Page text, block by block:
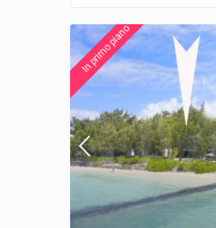
In primo piano